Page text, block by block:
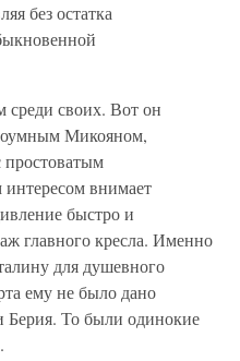
без остатка
среди своих. Вот он
Микояном,
простоватым
внимает
быстро и
главного кресла. Именно
для душевного
ему не было дано
Берия. То были одинокие